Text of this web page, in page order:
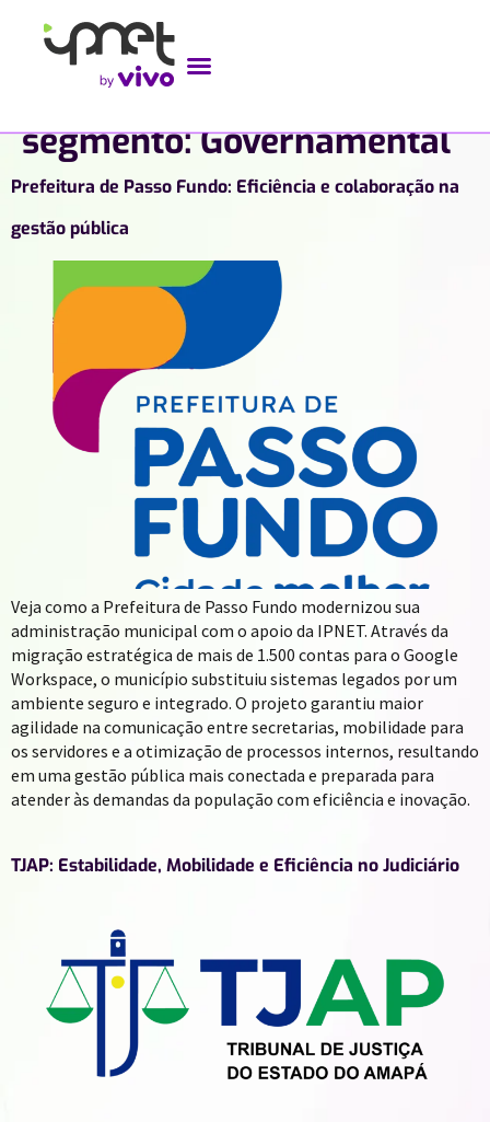
segmento:Governamental
Prefeitura de Passo Fundo: Eficiência e colaboração na
gestão pública
Veja como a Prefeitura de Passo Fundo modernizou sua
administração municipal com o apoio da IPNET. Através da
migração estratégica de mais de 1.500 contas para o Google
Workspace, o município substituiu sistemas legados por um
ambiente seguro e integrado. O projeto garantiu maior
agilidade na comunicação entre secretarias, mobilidade para
os servidores e a otimização de processos internos, resultando
em uma gestão pública mais conectada e preparada para
atender às demandas da população com eficiência e inovação.
TJAP: Estabilidade, Mobilidade e Eficiência no Judiciário